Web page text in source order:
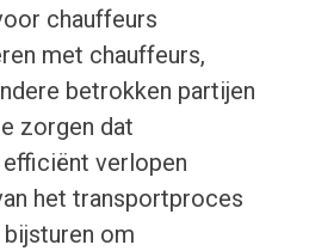
chauffeurs
met chauffeurs,
betrokken partijen
zorgen dat
verlopen
het transportproces
om